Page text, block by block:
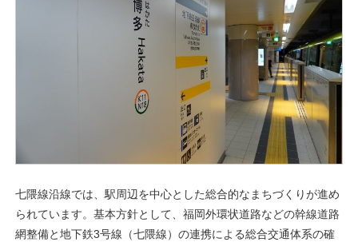
七隈線沿線では、駅周辺を中心とした総合的なまちづくりが進め
られています。基本方針として、福岡外環状道路などの幹線道路
網整備と地下鉄3号線（七隈線）の連携による総合交通体系の確